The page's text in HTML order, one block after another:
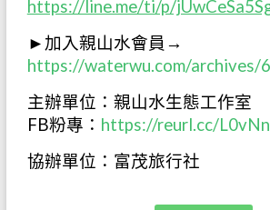
https://line.me/ti/p/
►加入親山水會員→
https://waterwu.com/archives/
主辦單位：親山水生態工作室
FB粉專： https://reurl.cc/
協辦單位：富茂旅行社